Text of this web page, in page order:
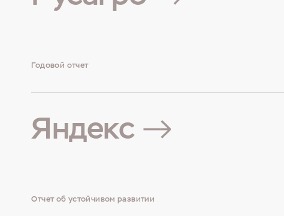
Годовой отчет
Яндекс
Отчет об устойчивом развитии